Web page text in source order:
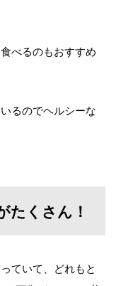
べるのもおすすめ
るのでヘルシーな
たくさん！
ていて、どれもと